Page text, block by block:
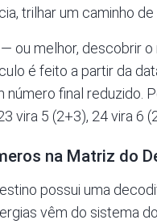
trilhar um caminho
ou melhor, descobrir
é feito a partir da
número final reduzido.
vira 5 (2+3), 24 vira 6
na Matriz do
possui uma
vêm do sistema